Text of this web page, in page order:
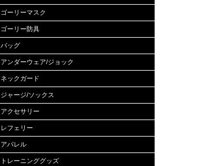
ゴーリーマスク
ゴーリー防具
バッグ
アンダーウェア/ジョック
ネックガード
ジャージ/ソックス
アクセサリー
レフェリー
アパレル
トレーニンググッズ